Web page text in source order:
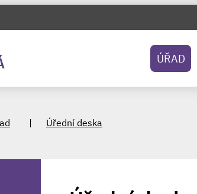
ÚŘAD
Úřední deska